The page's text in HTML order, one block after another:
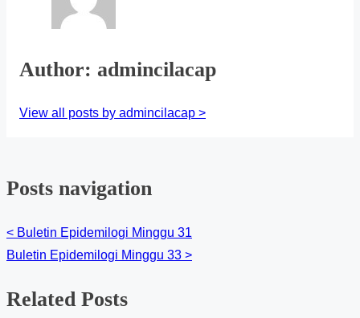
Author: admincilacap
View all posts by admincilacap >
Posts navigation
< Buletin Epidemilogi Minggu 31
Buletin Epidemilogi Minggu 33 >
Related Posts